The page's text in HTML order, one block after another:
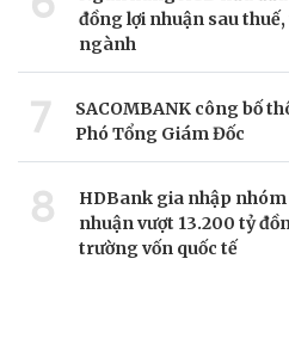
đồng lợi nhuận sau
ngành
7
SACOMBANK công bố
Phó Tổng Giám Đốc
8
HDBank gia nhập
nhuận vượt 13.200 tỷ
trường vốn quốc tế